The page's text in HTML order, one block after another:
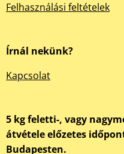
Felhasználási feltételek
Írnál nekünk?
Kapcsolat
5 kg feletti-, vagy
átvétele előzetes
Budapesten.